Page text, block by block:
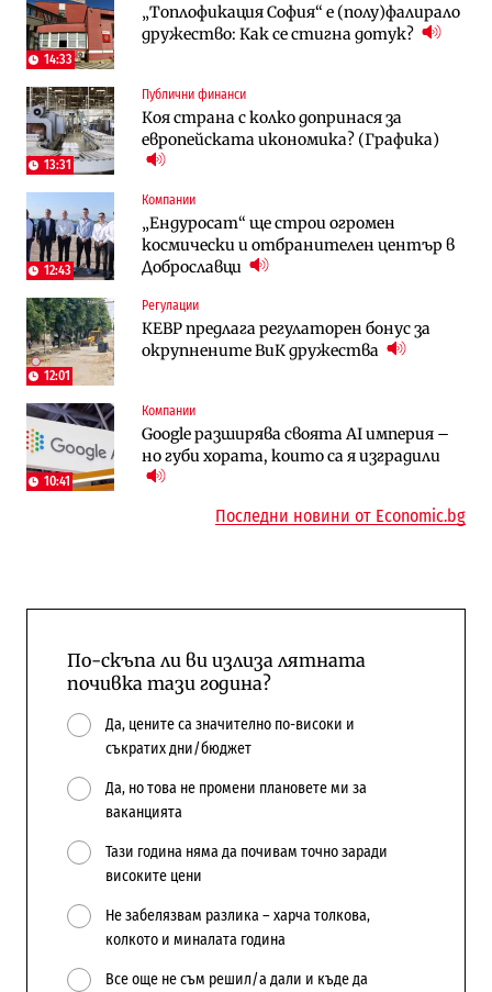
14:33
„Топлофикация София“ e (полу)фалирало
дружество: Как се стигна дотук?
13:31
Публични финанси
Коя страна с колко допринася за
европейската икономика? (Графика)
12:43
Компании
„Ендуросат“ ще строи огромен
космически и отбранителен център в
Доброславци
12:01
Регулации
КЕВР предлага регулаторен бонус за
окрупнените ВиК дружества
10:41
Компании
Google разширява своята AI империя –
но губи хората, които са я изградили
Столична община избра изпълнител за
преместването на трамвайното
Компании
Vivacom предлага над 150 устройства с
90% отстъпка през август
Енергетика
АЕЦ „Козлодуй“ ще работи само още
няколко седмици, ако сушата продължи
Публични финанси
Общините вече зависят от
централната власт за 75% от
To:know
Последни дни с обозначаване на цените
в лева: Какво предстои?
Vivacom предлага над 150 устройства с
90% отстъпка през август
To:know
Последни дни с обозначаване на цените
в лева: Какво предстои?
To:know
Какво се променя в България от 1
август?
Отрасли
Жилищата в България поскъпват при
намаляващо население и все повече
Компании
А1 отново е лидер при технологичните
компании и системните интегратори
Последни новини от Economic.bg
По-скъпа ли ви излиза лятната
почивка тази година?
Да, цените са значително по-високи и
съкратих дни/бюджет
Да, но това не промени плановете ми за
ваканцията
Тази година няма да почивам точно заради
високите цени
Не забелязвам разлика – харча толкова,
колкото и миналата година
Все още не съм решил/а дали и къде да